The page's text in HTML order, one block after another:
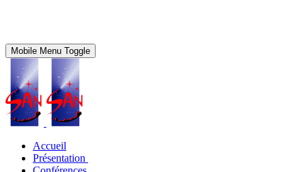
Mobile Menu Toggle
Accueil
Présentation